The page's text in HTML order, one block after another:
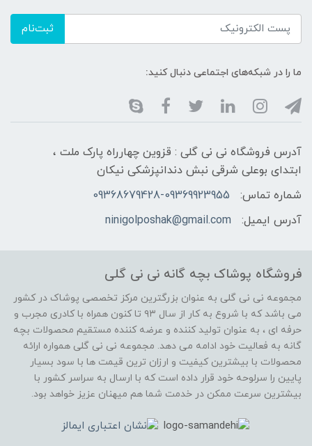
ثبت‌نام
ما را در شبکه‌های اجتماعی دنبال کنید:
آدرس فروشگاه نی نی گلی : قزوین چهارراه پارک ملت ،
ابتدای بوعلی شرقی نبش دندانپزشکی نیکان
شماره تماس:
09368679428-09369923955
آدرس ایمیل:
ninigolposhak@gmail.com
فروشگاه پوشاک بچه گانه نی نی گلی
مجموعه نی نی گلی به عنوان بزرگترین مرکز تخصصی پوشاک در کشور
می باشد که با شروع به کار از سال ۹۳ تا کنون همراه با کادری مجرب و
حرفه ای ، به عنوان تولید کننده و عرضه کننده مستقیم محصولات بچه
گانه به فعالیت خود ادامه می دهد. مجموعه نی نی گلی همواره ارائه
محصولات با بیشترین کیفیت و ارزان ترین قیمت ها با سود بسیار
پایین را سرلوحه خود قرار داده است که با ارسال به سراسر کشور با
بیشترین سرعت ممکن در خدمت شما هم میهنان عزیز خواهد بود.